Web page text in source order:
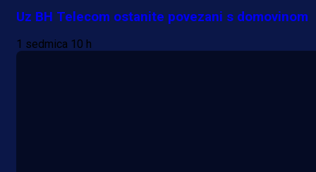
Uz BH Telecom ostanite povezani s domovinom
1 sedmica 10 h